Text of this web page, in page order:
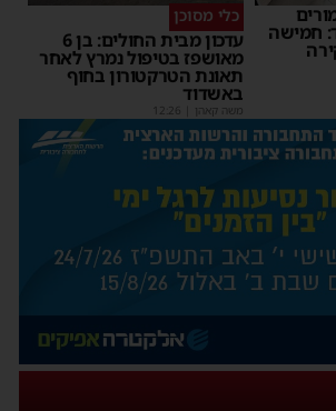
חמישה
כלי מסוכן
עדכון מבית החולים: בן 6
מאושפז בטיפול נמרץ לאחר
תאונת הטרקטורון בחוף
באשדוד
משה קאהן 12:26